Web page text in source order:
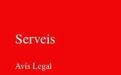
Serveis
Avís Legal